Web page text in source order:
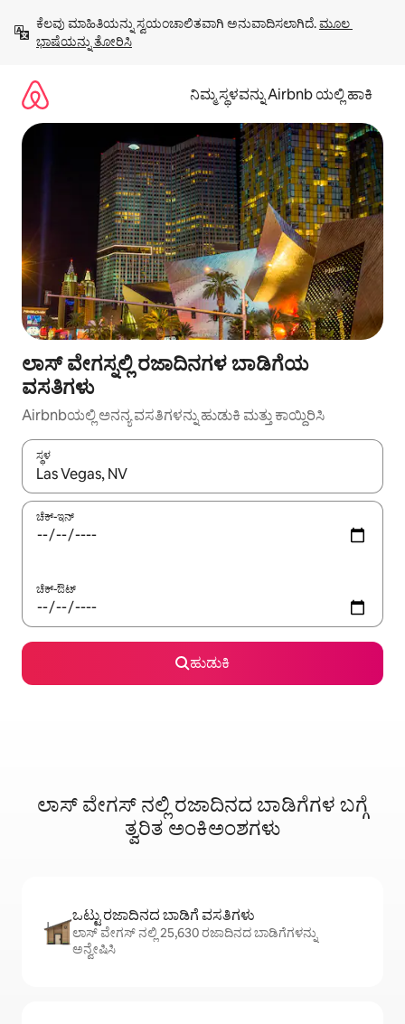
ಹೋಗಿ
ಕೆಲವು ಮಾಹಿತಿಯನ್ನು ಸ್ವಯಂಚಾಲಿತವಾಗಿ ಅನುವಾದಿಸಲಾಗಿದೆ. ಮೂಲ
ಭಾಷೆಯನ್ನು ತೋರಿಸಿ
ನಿಮ್ಮ ಸ್ಥಳವನ್ನು Airbnb ಯಲ್ಲಿ ಹಾಕಿ
ಲಾಸ್ ವೇಗಸ್ನಲ್ಲಿ ರಜಾದಿನಗಳ ಬಾಡಿಗೆಯ
ವಸತಿಗಳು
Airbnbಯಲ್ಲಿ ಅನನ್ಯ ವಸತಿಗಳನ್ನು ಹುಡುಕಿ ಮತ್ತು ಕಾಯ್ದಿರಿಸಿ
ಸ್ಥಳ
ಫಲಿತಾಂಶಗಳು ಲಭ್ಯವಿರುವಾಗ, ಅಪ್ ಮತ್ತು ಡೌನ್ ಬಾಣದ ಕೀಲಿಗಳೊಂದಿಗೆ
ಚೆಕ್-ಇನ್
ಚೆಕ್-ಔಟ್
ಹುಡುಕಿ
ಲಾಸ್ ವೇಗಸ್ ನಲ್ಲಿ ರಜಾದಿನದ ಬಾಡಿಗೆಗಳ ಬಗ್ಗೆ
ತ್ವರಿತ ಅಂಕಿಅಂಶಗಳು
ಒಟ್ಟು ರಜಾದಿನದ ಬಾಡಿಗೆ ವಸತಿಗಳು
ಲಾಸ್ ವೇಗಸ್ ನಲ್ಲಿ 25,630 ರಜಾದಿನದ ಬಾಡಿಗೆಗಳನ್ನು
ಅನ್ವೇಷಿಸಿ